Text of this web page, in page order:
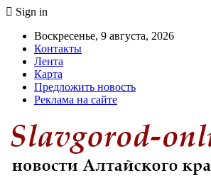
Sign in
Воскресенье, 9 августа, 2026
Контакты
Лента
Карта
Предложить новость
Реклама на сайте